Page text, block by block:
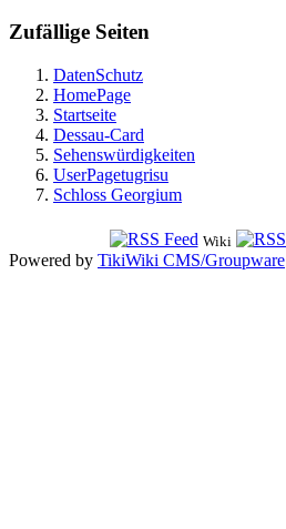
Zufällige Seiten
DatenSchutz
HomePage
Startseite
Dessau-Card
Sehenswürdigkeiten
UserPagetugrisu
Schloss Georgium
Wiki
Powered by TikiWiki CMS/Groupware